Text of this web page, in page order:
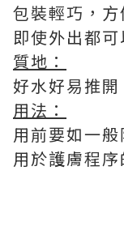
包裝輕巧，
即使外出都
質地：
好水好易推
用法：
用前要如一般
用於護膚程序